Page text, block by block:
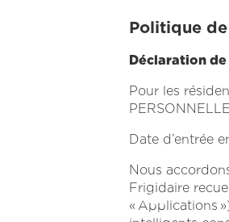
Politique
Déclaration
Pour les
Date d’entrée
Nous
Frigidaire
« Applications